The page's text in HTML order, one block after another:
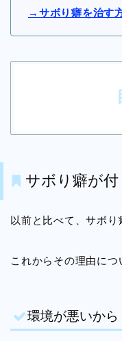
→サボり癖を治す
サボり癖が付
以前と比べて、サボり
これからその理由につ
環境が悪いから